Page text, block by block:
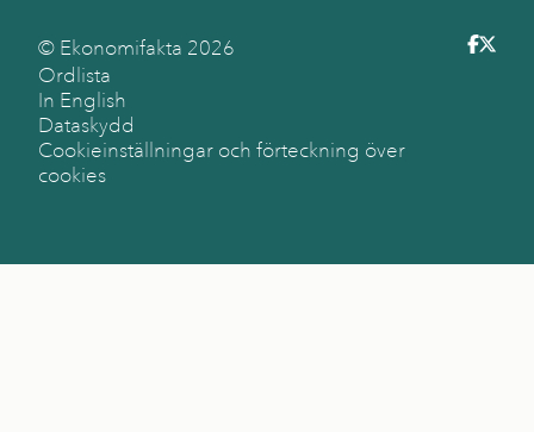
© Ekonomifakta 2026
Ordlista
In English
Dataskydd
Cookieinställningar och förteckning över
cookies